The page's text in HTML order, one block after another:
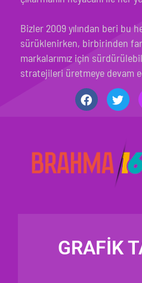
Bizler 2009 yılından beri bu
sürüklenirken, birbirinden
markalarımız için
stratejileri üretmeye devam
GRAFİK